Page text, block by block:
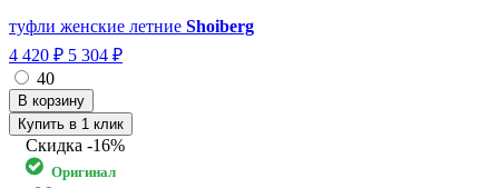
туфли женские летние Shoiberg
4 420 ₽ 5 304 ₽
40
Купить в 1 клик
Скидка -16%
Оригинал